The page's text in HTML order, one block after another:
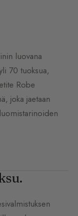
luovana
70 tuoksua,
Robe
joka jaetaan